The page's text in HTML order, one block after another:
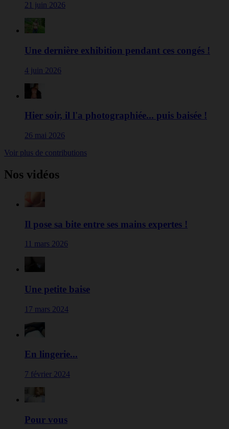
21 juin 2026
Une dernière exhibition pendant ces congés !
4 juin 2026
Hier soir, il l'a photographiée... puis baisée !
26 mai 2026
Voir plus de contributions
Nos vidéos
Il pose sa bite entre ses mains expertes !
11 mars 2026
Une petite baise
17 mars 2024
En lingerie...
7 février 2024
Pour vous